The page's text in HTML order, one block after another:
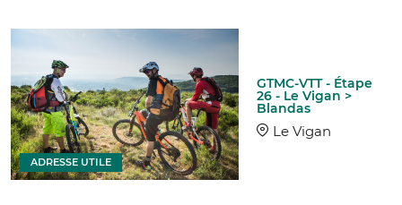
GTMC-VTT - Étape
26 - Le Vigan >
Blandas
Le Vigan
ADRESSE UTILE